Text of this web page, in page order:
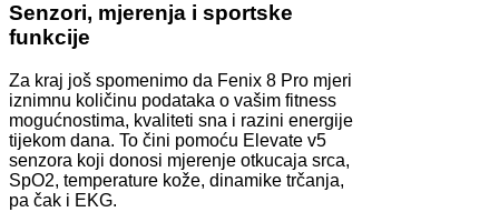
Senzori, mjerenja i sportske
funkcije
Za kraj još spomenimo da Fenix 8 Pro mjeri
iznimnu količinu podataka o vašim fitness
mogućnostima, kvaliteti sna i razini energije
tijekom dana. To čini pomoću Elevate v5
senzora koji donosi mjerenje otkucaja srca,
SpO2, temperature kože, dinamike trčanja,
pa čak i EKG.